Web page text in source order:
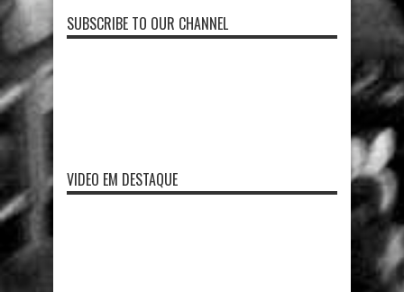
SUBSCRIBE TO OUR CHANNEL
VIDEO EM DESTAQUE